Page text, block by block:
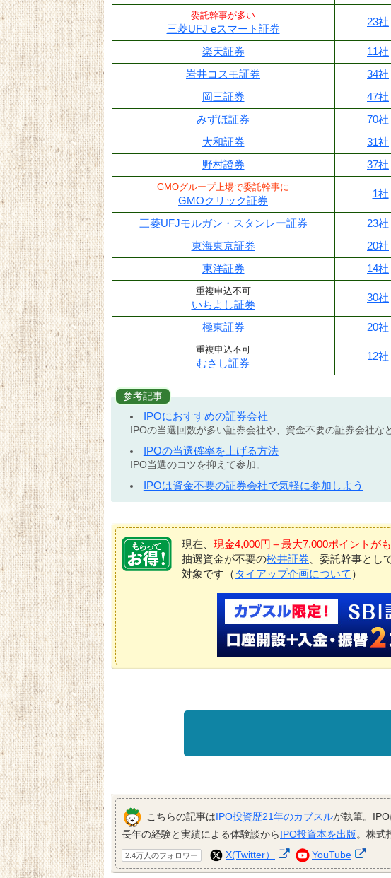
委託幹事が多い
三菱UFJ eスマート証券
23社
楽天証券 11社
岩井コスモ証券
34社
岡三証券
47社
みずほ証券
70社
大和証券
31社
野村證券
37社
GMOグループ上場で委託幹事に
GMOクリック証券
1社
三菱UFJモルガン・スタンレー証券 23社
東海東京証券
20社
東洋証券
14社
重複申込不可
いちよし証券
30社
極東証券 20社
重複申込不可
むさし証券
12社
参考記事
IPOにおすすめの証券会社
IPOの当選回数が多い証券会社や、資金不要の証券会社な
IPOの当選確率を上げる方法
IPO当選のコツを抑えて参加。
IPOは資金不要の証券会社で気軽に参加しよう
現在、 現金4,000円＋最大7,000ポイントが
抽選資金が不要の松井証券 、委託幹事とし
対象です（ タイアップ企画について ）
こちらの記事はIPO投資歴21年のカブスルが執筆。IPO
長年の経験と実績による体験談からIPO投資本を出版。株式
2.4万人のフォロワー X(Twitter） YouTube